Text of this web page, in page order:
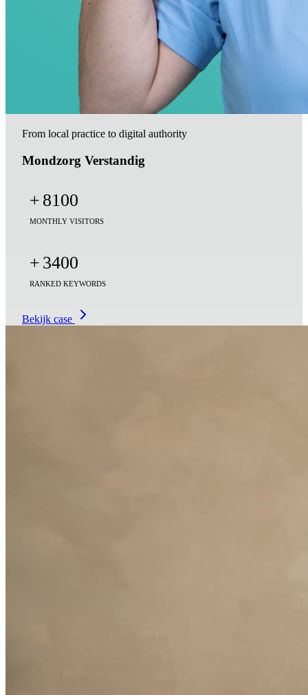
From local practice to digital authority
Mondzorg Verstandig
+ 8100
MONTHLY VISITORS
+ 3400
RANKED KEYWORDS
Bekijk case